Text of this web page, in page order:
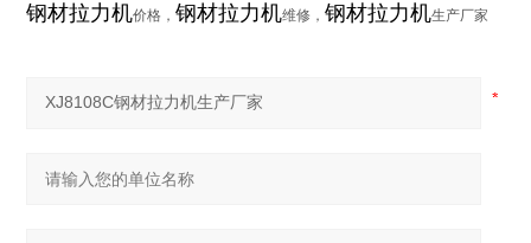
钢材拉力机价格，钢材拉力机维修，钢材拉力机生产厂家